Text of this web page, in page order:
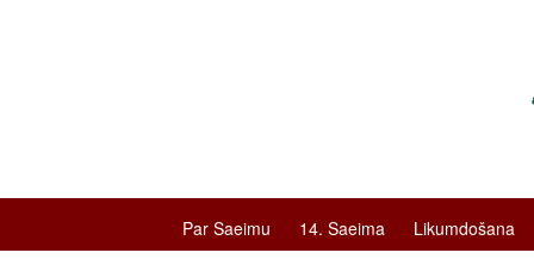
Par Saeimu 14. Saeima Likumdošana